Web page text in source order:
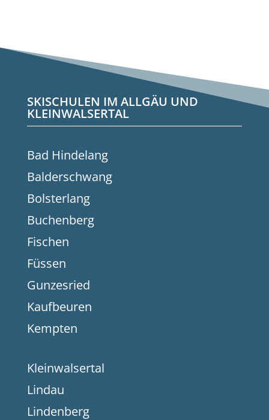
SKISCHULEN IM ALLGÄU UND
KLEINWALSERTAL
Bad Hindelang
Balderschwang
Bolsterlang
Buchenberg
Fischen
Füssen
Gunzesried
Kaufbeuren
Kempten
Kleinwalsertal
Lindau
Lindenberg